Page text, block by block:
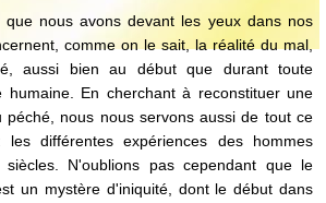
nous avons devant les yeux dans nos
comme on le sait, la réalité du mal,
aussi bien au début que durant toute
humaine. En cherchant à reconstituer une
péché, nous nous servons aussi de tout ce
différentes expériences des hommes
N'oublions pas cependant que le
un mystère d'iniquité, dont le début dans